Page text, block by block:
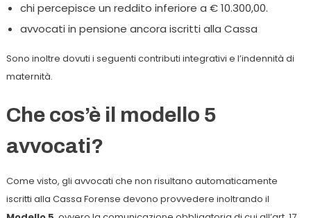
chi percepisce un reddito inferiore a € 10.300,00.
avvocati in pensione ancora iscritti alla Cassa
Sono inoltre dovuti i seguenti contributi integrativi e l’indennità di
maternità.
Che cos’è il modello 5
avvocati?
Come visto, gli avvocati che non risultano automaticamente
iscritti alla Cassa Forense devono provvedere inoltrando il